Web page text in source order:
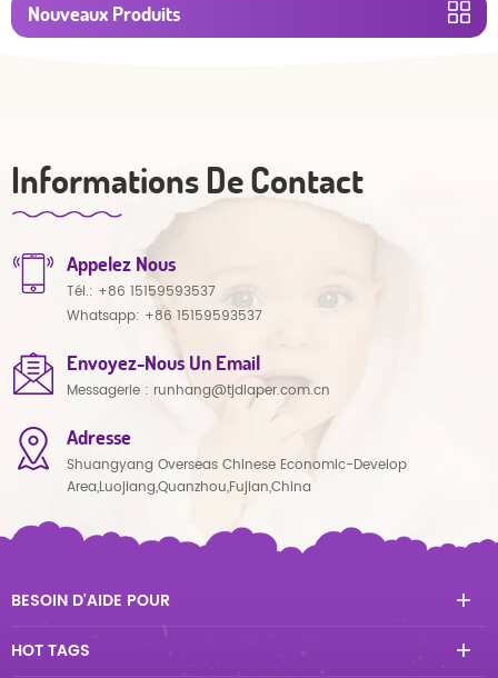
Nouveaux Produits
Informations De Contact
Appelez Nous
Tél.: +86 15159593537
Whatsapp: +86 15159593537
Envoyez-Nous Un Email
Messagerie : runhang@tjdiaper.com.cn
Adresse
Shuangyang Overseas Chinese Economic-Develop
Area,Luojiang,Quanzhou,Fujian,China
BESOIN D'AIDE POUR
HOT TAGS